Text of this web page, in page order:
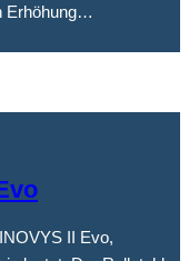
Erhöhung…
II Evo,